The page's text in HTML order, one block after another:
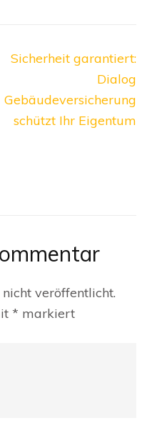
Sicherheit garantiert:
Dialog
Gebäudeversicherung
schützt Ihr Eigentum
veröffentlicht.
* markiert